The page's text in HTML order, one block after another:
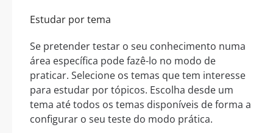
Estudar por tema
Se pretender testar o seu conhecimento numa
área específica pode fazê-lo no modo de
praticar. Selecione os temas que tem interesse
para estudar por tópicos. Escolha desde um
tema até todos os temas disponíveis de forma a
configurar o seu teste do modo prática.